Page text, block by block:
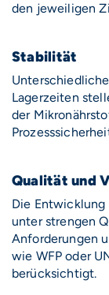
den jeweiligen
Stabilität
Lagerzeiten
der
Qualität und
Die
unter strengen
Anforderungen
wie WFP oder
berücksichtigt.